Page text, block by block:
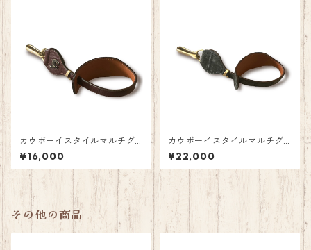
カウボーイスタイルマルチグ
ローブホルダー ロシアンカ
ーフ (ストール・スカーフ・
手袋・マフラー)
¥16,000
カウボーイスタイルマルチグ
ローブホルダー クロコダイ
ルポロサス 墨黒 (ストー
ル・スカーフ・手袋・マフラ
¥22,000
その他の商品